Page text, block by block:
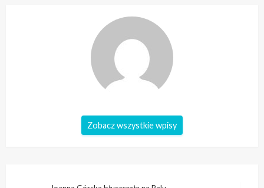
Zobacz wszystkie wpisy